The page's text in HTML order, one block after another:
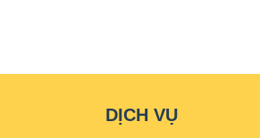
DỊCH VỤ